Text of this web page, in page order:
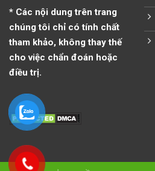
* Các nội dung trên trang
chúng tôi chỉ có tính chất
tham khảo, không thay thế
cho việc chẩn đoán hoặc
điều trị.